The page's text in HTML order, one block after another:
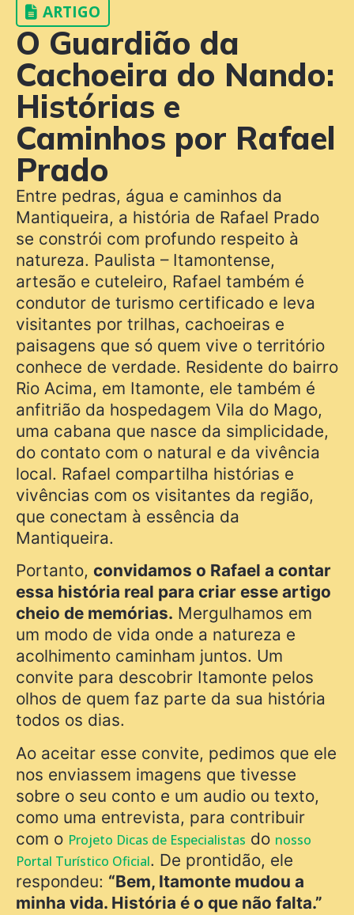
ARTIGO
O Guardião da
Cachoeira do Nando:
Histórias e
Caminhos por Rafael
Prado
Entre pedras, água e caminhos da
Mantiqueira, a história de Rafael Prado
se constrói com profundo respeito à
natureza. Paulista – Itamontense,
artesão e cuteleiro, Rafael também é
condutor de turismo certificado e leva
visitantes por trilhas, cachoeiras e
paisagens que só quem vive o território
conhece de verdade. Residente do bairro
Rio Acima, em Itamonte, ele também é
anfitrião da hospedagem Vila do Mago,
uma cabana que nasce da simplicidade,
do contato com o natural e da vivência
local. Rafael compartilha histórias e
vivências com os visitantes da região,
que conectam à essência da
Mantiqueira.
Portanto, convidamos o Rafael a contar
essa história real para criar esse artigo
cheio de memórias. Mergulhamos em
um modo de vida onde a natureza e
acolhimento caminham juntos. Um
convite para descobrir Itamonte pelos
olhos de quem faz parte da sua história
todos os dias.
Ao aceitar esse convite, pedimos que ele
nos enviassem imagens que tivesse
sobre o seu conto e um audio ou texto,
como uma entrevista, para contribuir
com o Projeto Dicas de Especialistas do nosso
Portal Turístico Oficial. De prontidão, ele
respondeu: “Bem, Itamonte mudou a
minha vida. História é o que não falta.”